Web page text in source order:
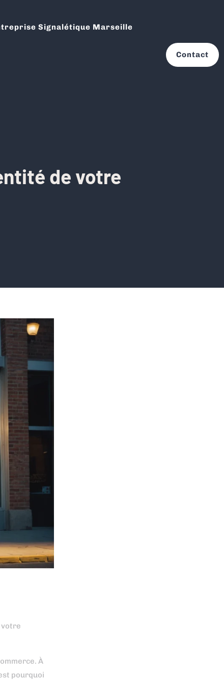
Signalétique Marseille
Contact
de votre
votre
À
pourquoi